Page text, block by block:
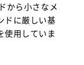
から小さなメ
ドに厳しい基
使用していま